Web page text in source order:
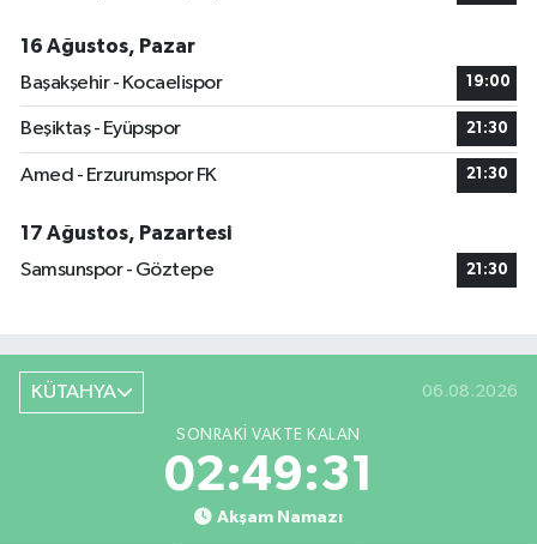
16 Ağustos, Pazar
Başakşehir - Kocaelispor
19:00
Beşiktaş - Eyüpspor 21:30
Amed - Erzurumspor FK 21:30
17 Ağustos, Pazartesi
Samsunspor - Göztepe
21:30
KÜTAHYA 06.08.2026
SONRAKI VAKTE KALAN
02:49:31
Akşam Namazı